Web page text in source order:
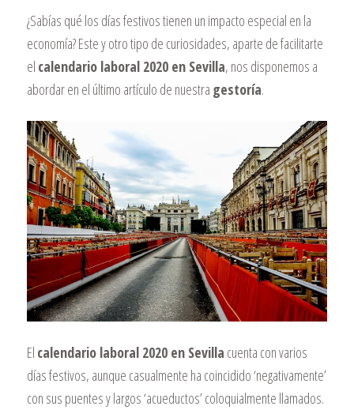
¿Sabías qué los días festivos tienen un impacto especial en la
economía? Este y otro tipo de curiosidades, aparte de facilitarte
el calendario laboral 2020 en Sevilla, nos disponemos a
abordar en el último artículo de nuestra gestoría.
El calendario laboral 2020 en Sevilla cuenta con varios
días festivos, aunque casualmente ha coincidido ‘negativamente’
con sus puentes y largos ‘acueductos’ coloquialmente llamados.